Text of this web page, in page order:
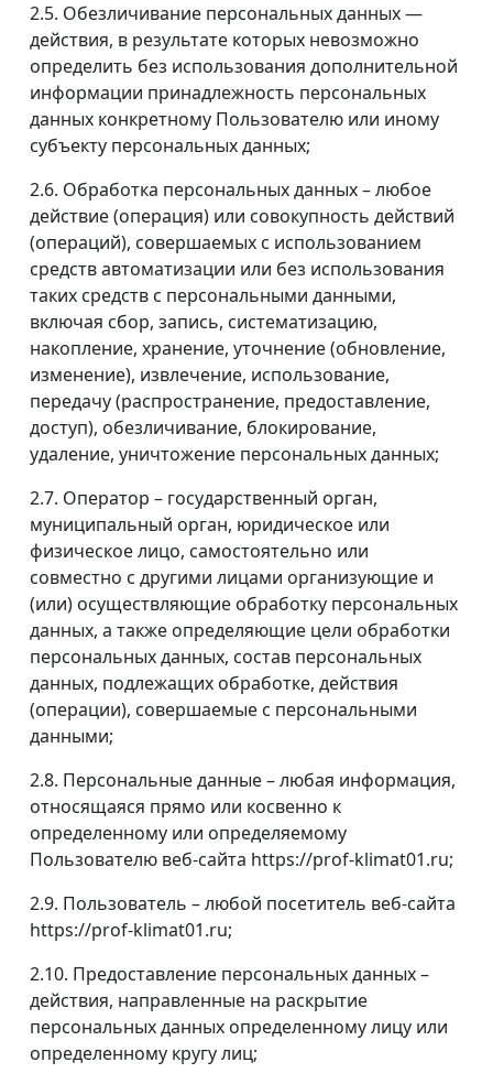
2.5. Обезличивание персональных данных —
действия, в результате которых невозможно
определить без использования дополнительной
информации принадлежность персональных
данных конкретному Пользователю или иному
субъекту персональных данных;
2.6. Обработка персональных данных – любое
действие (операция) или совокупность действий
(операций), совершаемых с использованием
средств автоматизации или без использования
таких средств с персональными данными,
включая сбор, запись, систематизацию,
накопление, хранение, уточнение (обновление,
изменение), извлечение, использование,
передачу (распространение, предоставление,
доступ), обезличивание, блокирование,
удаление, уничтожение персональных данных;
2.7. Оператор – государственный орган,
муниципальный орган, юридическое или
физическое лицо, самостоятельно или
совместно с другими лицами организующие и
(или) осуществляющие обработку персональных
данных, а также определяющие цели обработки
персональных данных, состав персональных
данных, подлежащих обработке, действия
(операции), совершаемые с персональными
данными;
2.8. Персональные данные – любая информация,
относящаяся прямо или косвенно к
определенному или определяемому
Пользователю веб-сайта https://prof-klimat01.ru;
2.9. Пользователь – любой посетитель веб-сайта
https://prof-klimat01.ru;
2.10. Предоставление персональных данных –
действия, направленные на раскрытие
персональных данных определенному лицу или
определенному кругу лиц;